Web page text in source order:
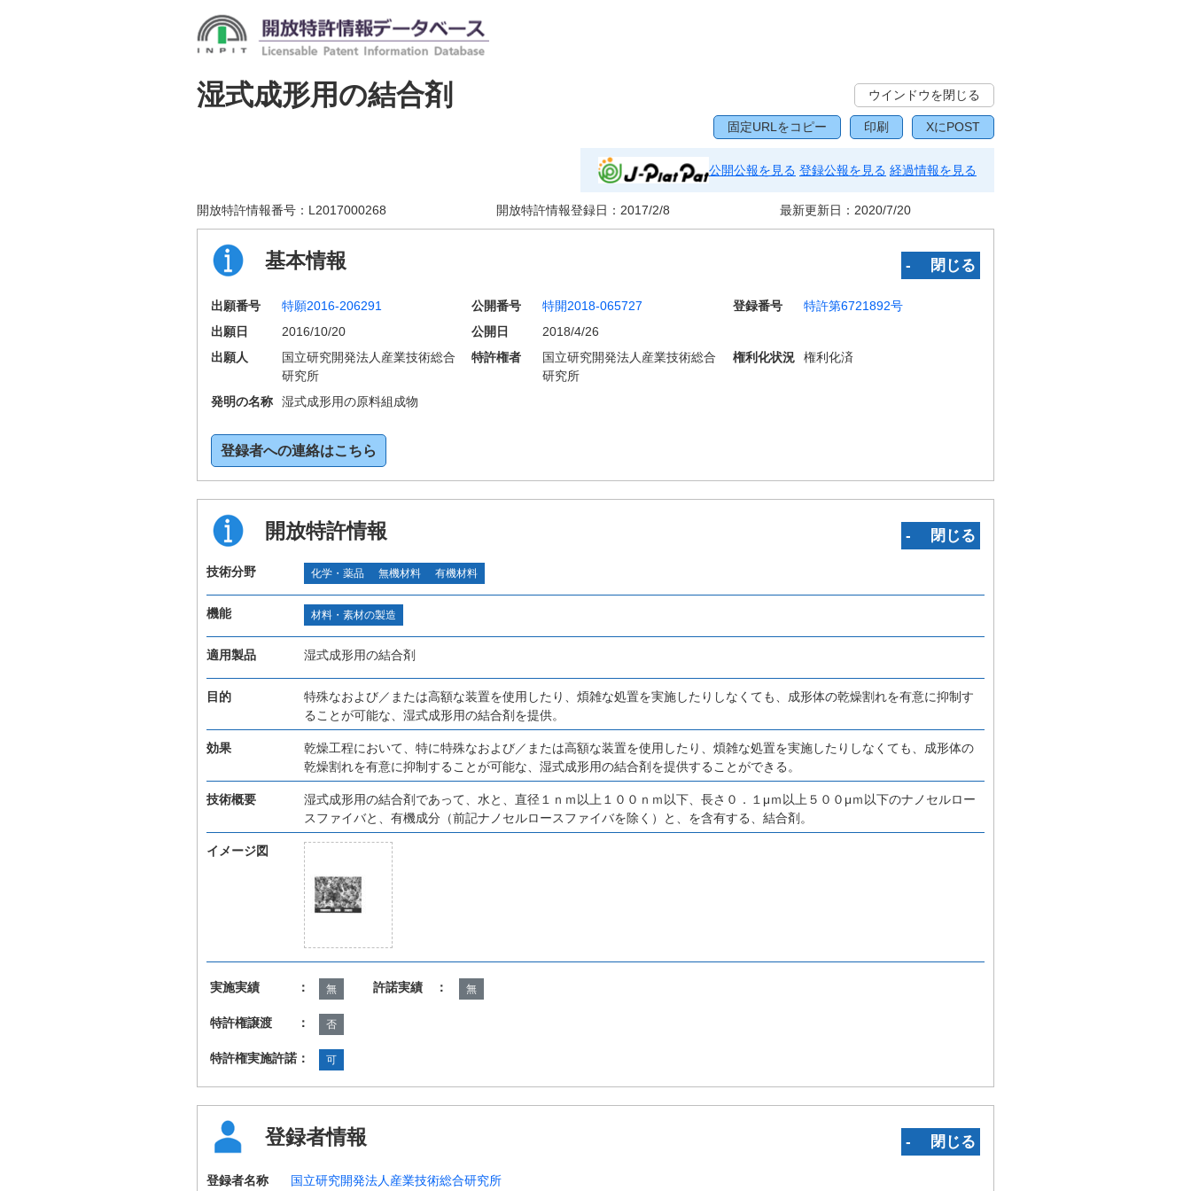
湿式成形用の結合剤 ウインドウを閉じる
固定URLをコピー 印刷 XにPOST
公開公報を見る 登録公報を見る 経過情報を見る
開放特許情報番号： L2017000268 開放特許情報登録日： 2017/2/8 最新更新日： 2020/7/20
基本情報 ‐ 閉じる
出願番号 特願2016-206291 公開番号 特開2018-065727 登録番号
特許第6721892号
出願日
2016/10/20 公開日
2018/4/26
出願人
国立研究開発法人産業技術総合
研究所
特許権者
国立研究開発法人産業技術総合
研究所
権利化状況 権利化済
発明の名称 湿式成形用の原料組成物
登録者への連絡はこちら
開放特許情報 ‐ 閉じる
技術分野 化学・薬品 無機材料 有機材料
機能 材料・素材の製造
適用製品 湿式成形用の結合剤
目的
特殊なおよび／または高額な装置を使用したり、煩雑な処置を実施したりしなくても、成形体の乾燥割れを有意に抑制す
ることが可能な、湿式成形用の結合剤を提供。
効果
乾燥工程において、特に特殊なおよび／または高額な装置を使用したり、煩雑な処置を実施したりしなくても、成形体の
乾燥割れを有意に抑制することが可能な、湿式成形用の結合剤を提供することができる。
技術概要
湿式成形用の結合剤であって、水と、直径１ｎｍ以上１００ｎｍ以下、長さ０．１μｍ以上５００μｍ以下のナノセルロー
スファイバと、有機成分（前記ナノセルロースファイバを除く）と、を含有する、結合剤。
イメージ図
実施実績 ： 無 許諾実績 ： 無
特許権譲渡 ： 否
特許権実施許諾： 可
登録者情報 ‐ 閉じる
登録者名称 国立研究開発法人産業技術総合研究所